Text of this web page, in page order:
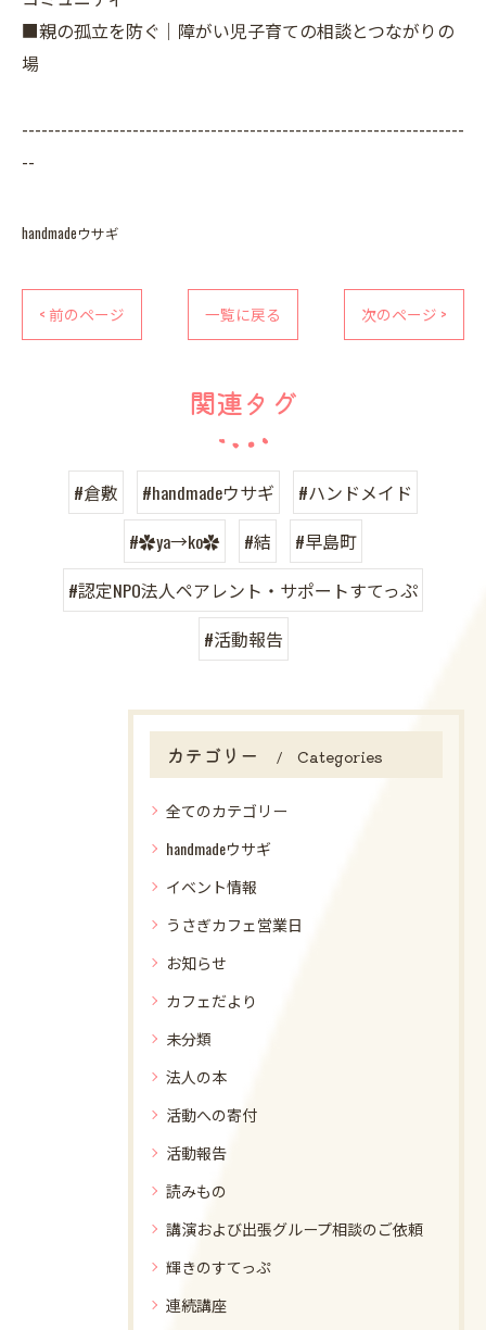
■親の孤立を防ぐ｜障がい児子育ての相談とつながりの
場
--------------------------------------------------------------------
--
handmadeウサギ
< 前のページ 一覧に戻る 次のページ >
関連タグ
#倉敷 #handmadeウサギ
#ハンドメイド
#✿ya→ko✿
#結
#早島町
#認定NPO法人ペアレント・サポートすてっぷ
#活動報告
カテゴリー Categories
全てのカテゴリー
handmadeウサギ
イベント情報
うさぎカフェ営業日
お知らせ
カフェだより
未分類
法人の本
活動への寄付
活動報告
読みもの
講演および出張グループ相談のご依頼
輝きのすてっぷ
連続講座